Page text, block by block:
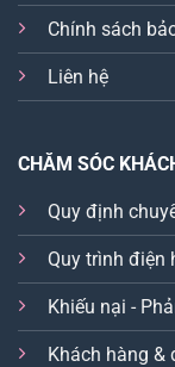
Chính sách
Liên hệ
CHĂM SÓC
Quy định
Quy trình điện
Khiếu nại -
Khách hàng &